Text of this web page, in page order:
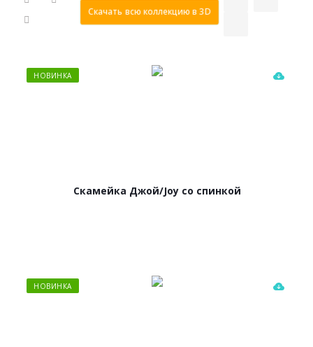
Скачать всю коллекцию в 3D
НОВИНКА
Скамейка Джой/Joy со спинкой
НОВИНКА